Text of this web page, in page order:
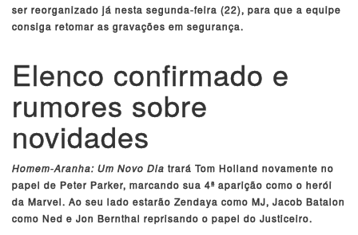
ser reorganizado já nesta segunda-feira (22), para que a equipe
consiga retomar as gravações em segurança.
Elenco confirmado e
rumores sobre
novidades
Homem-Aranha: Um Novo Dia trará Tom Holland novamente no
papel de Peter Parker, marcando sua 4ª aparição como o herói
da Marvel. Ao seu lado estarão Zendaya como MJ, Jacob Batalon
como Ned e Jon Bernthal reprisando o papel do Justiceiro.